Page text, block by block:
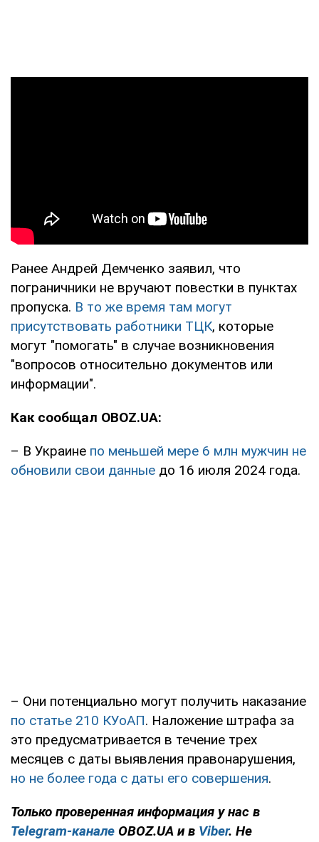
Ранее Андрей Демченко заявил, что
пограничники не вручают повестки в пунктах
пропуска. В то же время там могут
присутствовать работники ТЦК, которые
могут "помогать" в случае возникновения
"вопросов относительно документов или
информации".
Как сообщал OBOZ.UA:
– В Украине по меньшей мере 6 млн мужчин не
обновили свои данные до 16 июля 2024 года.
– Они потенциально могут получить наказание
по статье 210 КУоАП. Наложение штрафа за
это предусматривается в течение трех
месяцев с даты выявления правонарушения,
но не более года с даты его совершения.
Только проверенная информация у нас в
Telegram-канале OBOZ.UA и в Viber. Не